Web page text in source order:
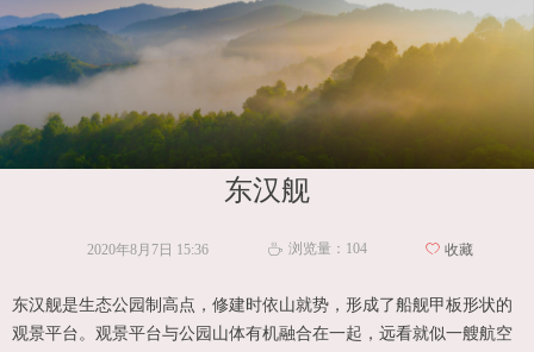
东汉舰
首页 ꄲ 畅游东汉 ꄲ 旅游景点 ꄲ 东汉舰
东汉舰是生态公园制高点，修建时依山就势，形成了船舰甲板形状的
观景平台。观景平台与公园山体有机融合在一起，远看就似一艘航空
2020年8月7日 15:36 ꄘ 浏览量： 104 ꄀ 收藏